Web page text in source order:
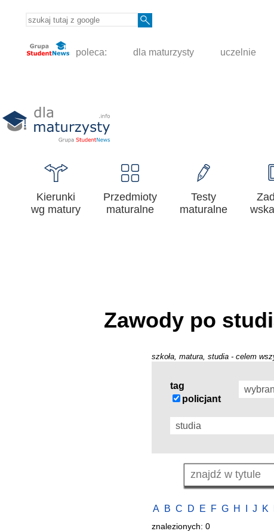
poleca: dla maturzysty uczelnie
Kierunki
wg matury
Przedmioty
maturalne
Testy
maturalne
Zawody po
szkoła, matura, studia - celem
tag
policjant
A B C D E F G H J K
znalezionych: 0